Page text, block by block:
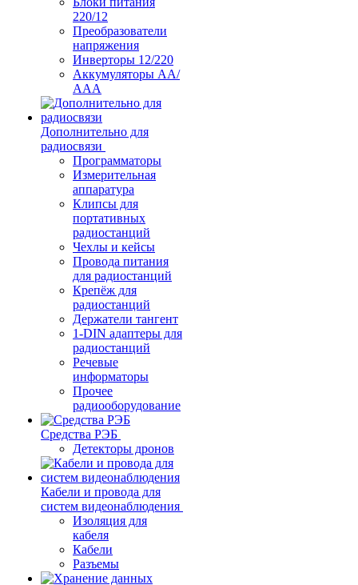
220/12
Преобразователи
напряжения
Инверторы 12/220
Аккумуляторы АА/
ААА
Дополнительно для
радиосвязи
Программаторы
Измерительная
аппаратура
Клипсы для
портативных
радиостанций
Чехлы и кейсы
Провода питания
для радиостанций
Крепёж для
радиостанций
Держатели тангент
1-DIN адаптеры для
радиостанций
Речевые
информаторы
Прочее
радиооборудование
Средства РЭБ
Детекторы дронов
Кабели и провода для
систем видеонаблюдения
Изоляция для
кабеля
Кабели
Разъемы